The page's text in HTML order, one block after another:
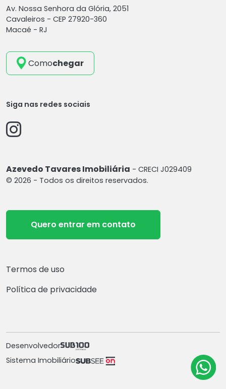
Av. Nossa Senhora da Glória, 2051
Cavaleiros - CEP 27920-360
Macaé - RJ
Comochegar
Siga nas redes sociais
Azevedo Tavares Imobiliária - CRECI J029409
© 2026 - Todos os direitos reservados.
Quero entrar em contato
Termos de uso
Política de privacidade
Desenvolvedor
Sistema Imobiliário